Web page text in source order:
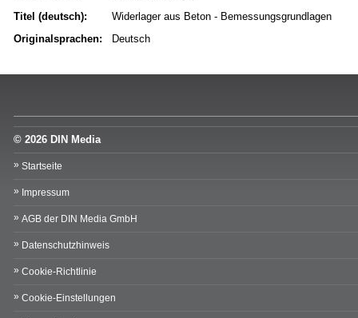
Titel (deutsch):
Widerlager aus Beton - Bemessungsgrundlagen
Originalsprachen:
Deutsch
© 2026 DIN Media
Startseite
Impressum
AGB der DIN Media GmbH
Datenschutzhinweis
Cookie-Richtlinie
Cookie-Einstellungen